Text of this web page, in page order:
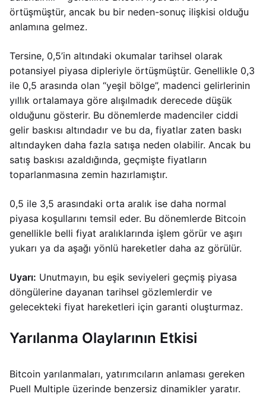
örtüşmüştür, ancak bu bir neden-sonuç ilişkisi olduğu
anlamına gelmez.
Tersine, 0,5’in altındaki okumalar tarihsel olarak
potansiyel piyasa dipleriyle örtüşmüştür. Genellikle 0,3
ile 0,5 arasında olan “yeşil bölge”, madenci gelirlerinin
yıllık ortalamaya göre alışılmadık derecede düşük
olduğunu gösterir. Bu dönemlerde madenciler ciddi
gelir baskısı altındadır ve bu da, fiyatlar zaten baskı
altındayken daha fazla satışa neden olabilir. Ancak bu
satış baskısı azaldığında, geçmişte fiyatların
toparlanmasına zemin hazırlamıştır.
0,5 ile 3,5 arasındaki orta aralık ise daha normal
piyasa koşullarını temsil eder. Bu dönemlerde Bitcoin
genellikle belli fiyat aralıklarında işlem görür ve aşırı
yukarı ya da aşağı yönlü hareketler daha az görülür.
Uyarı: Unutmayın, bu eşik seviyeleri geçmiş piyasa
döngülerine dayanan tarihsel gözlemlerdir ve
gelecekteki fiyat hareketleri için garanti oluşturmaz.
Yarılanma Olaylarının Etkisi
Bitcoin yarılanmaları, yatırımcıların anlaması gereken
Puell Multiple üzerinde benzersiz dinamikler yaratır.